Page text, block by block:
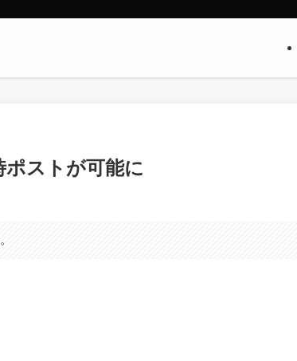
ストが可能に